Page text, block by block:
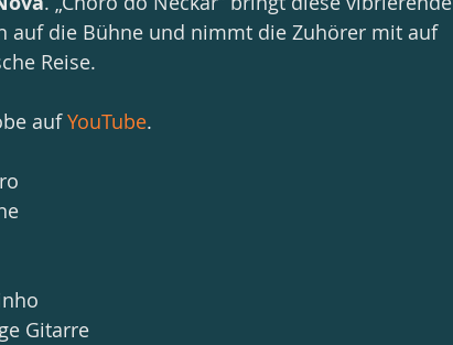
auf die Bühne und nimmt die Zuhörer mit auf
Reise.
auf YouTube.
Gitarre